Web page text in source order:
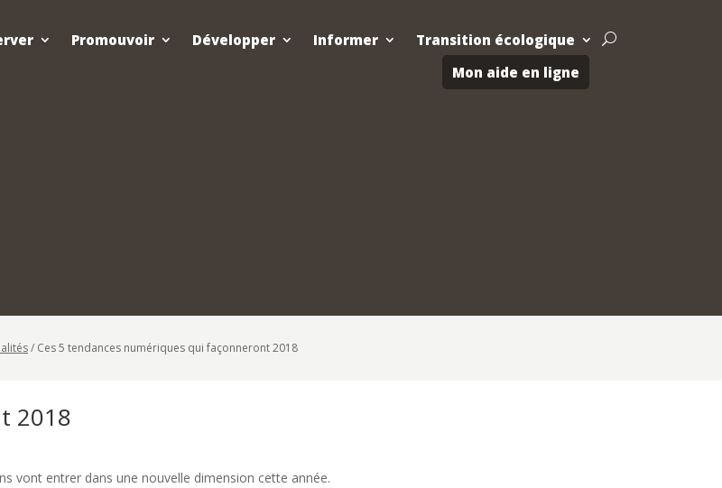
Promouvoir Développer Informer
Transition écologique
Mon aide en ligne
U
/ Ces 5 tendances numériques qui façonneront 2018
2018
vont entrer dans une nouvelle dimension cette année.